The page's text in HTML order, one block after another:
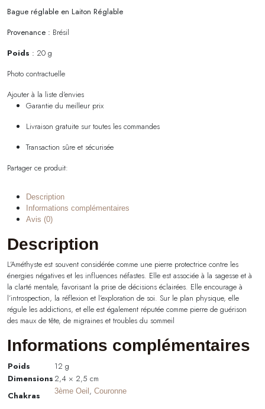
Bague réglable en Laiton Réglable
Provenance : Brésil
Poids : 20 g
Photo contractuelle
Ajouter à la liste d'envies
Garantie du meilleur prix
Livraison gratuite sur toutes les commandes
Transaction sûre et sécurisée
Partager ce produit:
Description
Informations complémentaires
Avis (0)
Description
L’Améthyste est souvent considérée comme une pierre protectrice contre les
énergies négatives et les influences néfastes. Elle est associée à la sagesse et à
la clarté mentale, favorisant la prise de décisions éclairées. Elle encourage à
l’introspection, la réflexion et l’exploration de soi. Sur le plan physique, elle
régule les addictions, et elle est également réputée comme pierre de guérison
des maux de tête, de migraines et troubles du sommeil
Informations complémentaires
Poids
12 g
Dimensions 2,4 × 2,5 cm
Chakras
3ème Oeil, Couronne